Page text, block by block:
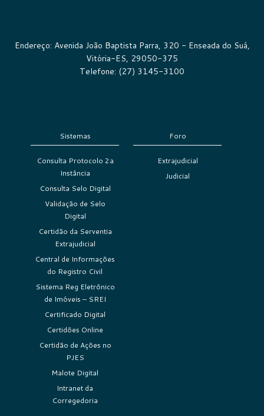
Endereço: Avenida João Baptista Parra, 320 - Enseada do Suá,
Vitória-ES, 29050-375
Telefone: (27) 3145-3100
Sistemas
Consulta Protocolo 2a
Instância
Consulta Selo Digital
Validação de Selo
Digital
Certidão da Serventia
Extrajudicial
Central de Informações
do Registro Civil
Sistema Reg Eletrônico
de Imóveis – SREI
Certificado Digital
Certidões Online
Certidão de Ações no
PJES
Malote Digital
Intranet da
Corregedoria
Foro
Extrajudicial
Judicial